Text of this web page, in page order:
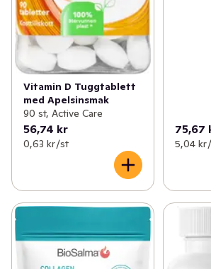
Vitamin D Tuggtablett
med Apelsinsmak
90 st, Active Care
56,74 kr
0,63 kr /st
75,67
5,04 kr